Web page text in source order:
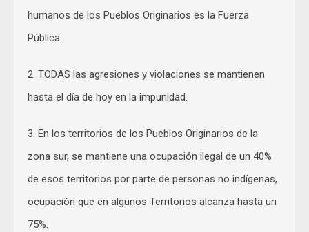
humanos de los Pueblos Originarios es la Fuerza
Pública.
2. TODAS las agresiones y violaciones se mantienen
hasta el día de hoy en la impunidad.
3. En los territorios de los Pueblos Originarios de la
zona sur, se mantiene una ocupación ilegal de un 40%
de esos territorios por parte de personas no indígenas,
ocupación que en algunos Territorios alcanza hasta un
75%.